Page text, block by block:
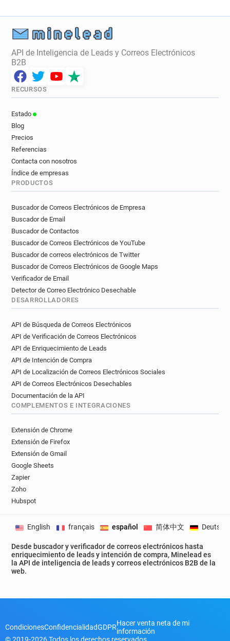
API de Inteligencia de Leads y Correos Electrónicos
B2B
RECURSOS
Estado
Blog
Precios
Referencias
Contacta con nosotros
Índice de empresas
PRODUCTOS
Buscador de Correos Electrónicos de Empresa
Buscador de Email
Buscador de Contactos
Buscador de Correos Electrónicos de YouTube
Buscador de correos electrónicos de Twitter
Buscador de Correos Electrónicos de Google Maps
Verificador de Email
Detector de Correo Electrónico Desechable
DESARROLLADORES
API de Búsqueda de Correos Electrónicos
API de Verificación de Correos Electrónicos
API de Enriquecimiento de Leads
API de Intención de Compra
API de Localización de Correos Electrónicos Sociales
API de Correos Electrónicos Desechables
Documentación de la API
COMPLEMENTOS E INTEGRACIONES
Extensión de Chrome
Extensión de Firefox
Extensión de Gmail
Google Sheets
Zapier
Zoho
Hubspot
Desde buscador y verificador de correos electrónicos hasta
enriquecimiento de leads y intención de compra, Minelead es
la API de inteligencia de leads y correos electrónicos B2B de la
web.
English français español 简体中文 Deutsch
CondicionesConfidencialidadGDPRHacer venta neta de mi
información